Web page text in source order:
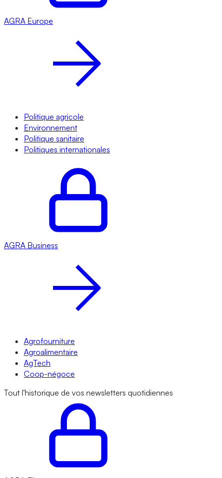
AGRA Europe
Politique agricole
Environnement
Politique sanitaire
Politiques internationales
AGRA Business
Agrofourniture
Agroalimentaire
AgTech
Coop-négoce
Tout l'historique de vos newsletters quotidiennes